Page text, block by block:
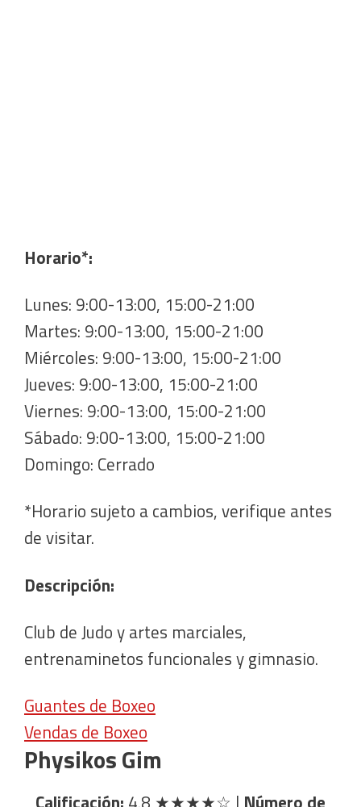
Horario*:
Lunes: 9:00-13:00, 15:00-21:00
Martes: 9:00-13:00, 15:00-21:00
Miércoles: 9:00-13:00, 15:00-21:00
Jueves: 9:00-13:00, 15:00-21:00
Viernes: 9:00-13:00, 15:00-21:00
Sábado: 9:00-13:00, 15:00-21:00
Domingo: Cerrado
*Horario sujeto a cambios, verifique antes
de visitar.
Descripción:
Club de Judo y artes marciales,
entrenaminetos funcionales y gimnasio.
Guantes de Boxeo
Vendas de Boxeo
Physikos Gim